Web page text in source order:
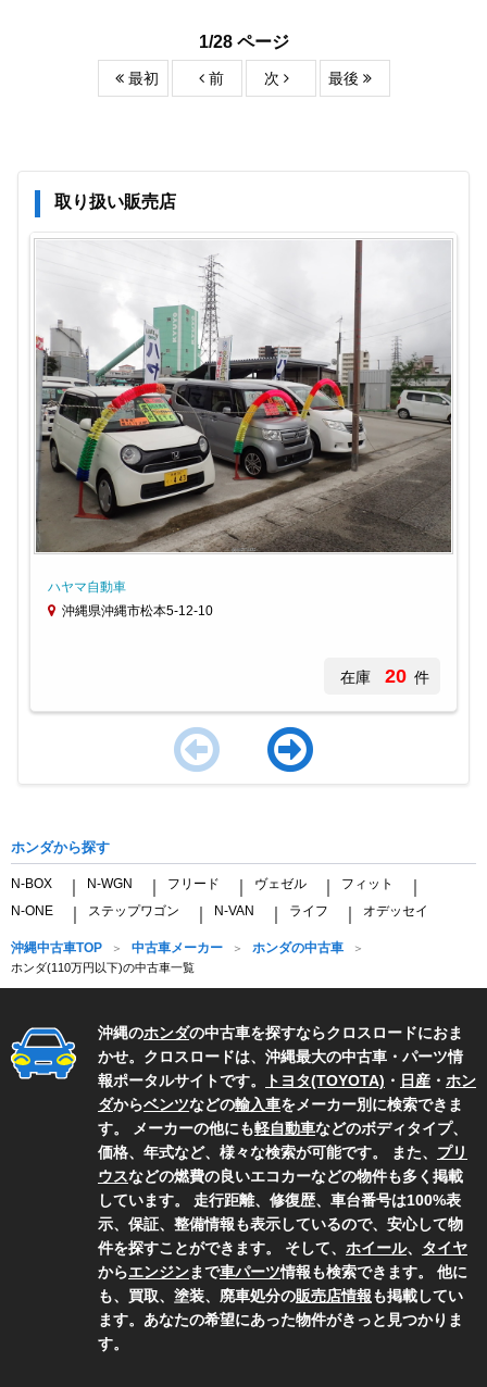
1/28 ページ
最初 前 次 最後
取り扱い販売店
ハヤマ自動車
沖縄県沖縄市松本5-12-10
在庫 20 件
4
ホンダから探す
N-BOX N-WGN フリード ヴェゼル フィット
N-ONE ステップワゴン N-VAN ライフ オデッセイ
沖縄中古車TOP 中古車メーカー ホンダの中古車
ホンダ(110万円以下)の中古車一覧
沖縄のホンダの中古車を探すならクロスロードにおま
かせ。クロスロードは、沖縄最大の中古車・パーツ情
報ポータルサイトです。
トヨタ(TOYOTA) ・ 日産 ・ ホン
ダからベンツなどの輸入車をメーカー別に検索できま
す。 メーカーの他にも軽自動車などのボディタイプ、
価格、年式など、様々な検索が可能です。 また、 プリ
ウスなどの燃費の良いエコカーなどの物件も多く掲載
しています。 走行距離、修復歴、車台番号は100%表
示、保証、整備情報も表示しているので、安心して物
件を探すことができます。 そして、 ホイール、 タイヤ
からエンジンまで車パーツ情報も検索できます。 他に
も、買取、塗装、廃車処分の販売店情報も掲載してい
ます。あなたの希望にあった物件がきっと見つかりま
す。